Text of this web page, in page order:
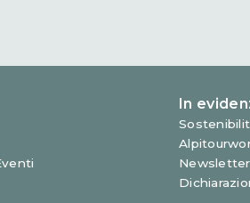
e le promozioni delle
di viaggio.